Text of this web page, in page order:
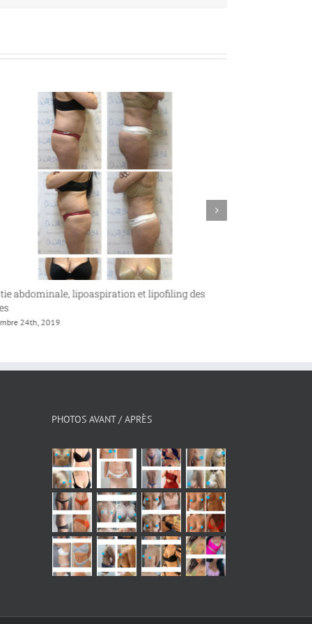
abdominale, lipoaspiration et lipofiling des
24th, 2019
PHOTOS AVANT / APRÈS